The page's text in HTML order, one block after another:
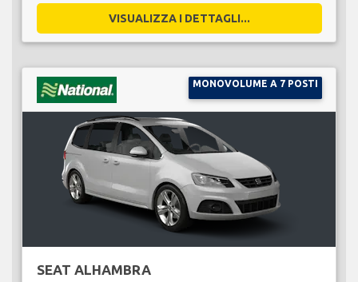
VISUALIZZA I DETTAGLI...
MONOVOLUME A 7 POSTI
SEAT ALHAMBRA